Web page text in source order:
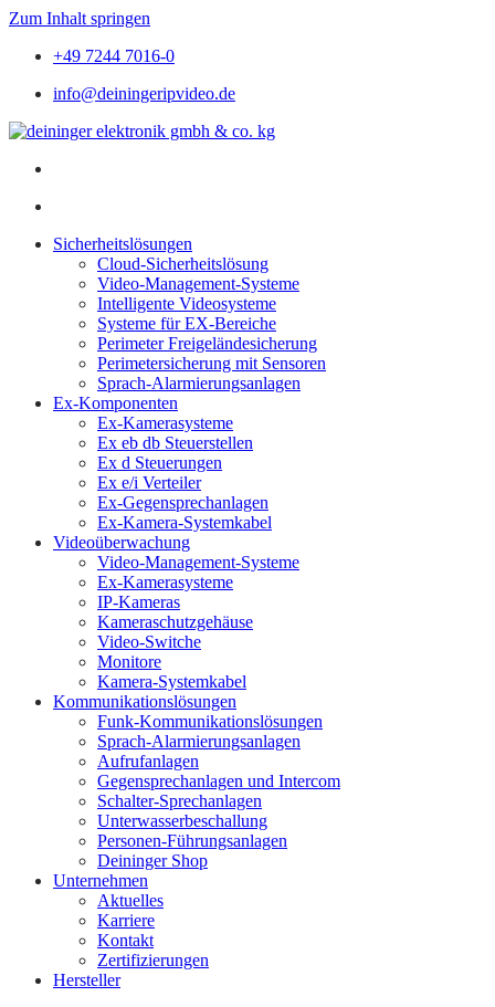
Zum Inhalt springen
+49 7244 7016-0
info@deiningeripvideo.de
Sicherheitslösungen
Cloud-Sicherheitslösung
Video-Management-Systeme
Intelligente Videosysteme
Systeme für EX-Bereiche
Perimeter Freigeländesicherung
Perimetersicherung mit Sensoren
Sprach-Alarmierungsanlagen
Ex-Komponenten
Ex-Kamerasysteme
Ex eb db Steuerstellen
Ex d Steuerungen
Ex e/i Verteiler
Ex-Gegensprechanlagen
Ex-Kamera-Systemkabel
Videoüberwachung
Video-Management-Systeme
Ex-Kamerasysteme
IP-Kameras
Kameraschutzgehäuse
Video-Switche
Monitore
Kamera-Systemkabel
Kommunikationslösungen
Funk-Kommunikationslösungen
Sprach-Alarmierungsanlagen
Aufrufanlagen
Gegensprechanlagen und Intercom
Schalter-Sprechanlagen
Unterwasserbeschallung
Personen-Führungsanlagen
Deininger Shop
Unternehmen
Aktuelles
Karriere
Kontakt
Zertifizierungen
Hersteller